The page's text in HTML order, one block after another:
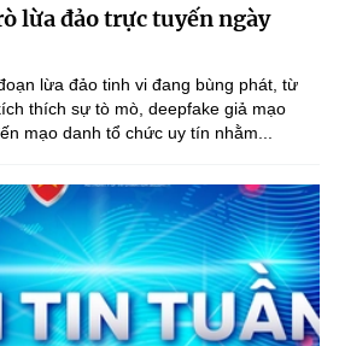
nghệ
chất lượng
tử
hành
về dự thảo VBQPPL
nghệ
lừa đảo trực tuyến ngày
lừa đảo tinh vi đang bùng phát, từ
thích sự tò mò, deepfake giả mạo
mạo danh tổ chức uy tín nhằm...